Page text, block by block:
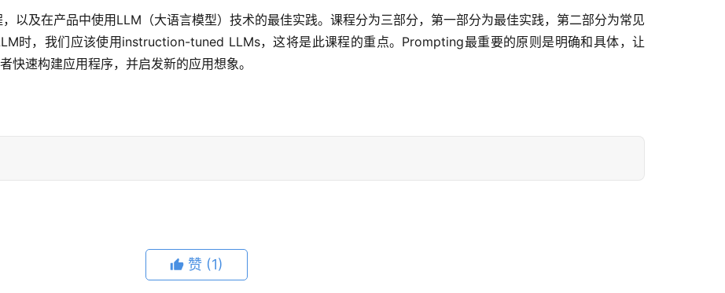
以及在产品中使用LLM（大语言模型）技术的最佳实践。课程分为三部分，第一部分为最佳实践，第二部分为常见
时，我们应该使用instruction-tuned LLMs，这将是此课程的重点。Prompting最重要的原则是明确和具体，让
快速构建应用程序，并启发新的应用想象。
赞 (1)